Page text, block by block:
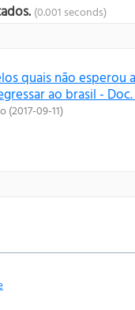
(0.001 seconds)
quais não esperou
ao brasil - Doc.
(2017-09-11)